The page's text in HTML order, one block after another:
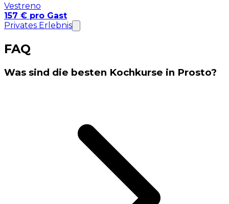
Vestreno
157 € pro Gast
Privates Erlebnis
FAQ
Was sind die besten Kochkurse in Prosto?